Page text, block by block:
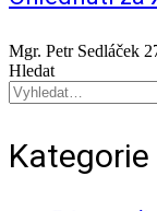
Mgr. Petr Sedláček
Hledat